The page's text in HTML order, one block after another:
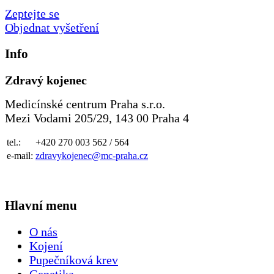
Zeptejte se
Objednat vyšetření
Info
Zdravý kojenec
Medicínské centrum Praha s.r.o.
Mezi Vodami 205/29, 143 00 Praha 4
tel.:
+420 270 003 562 / 564
e-mail: zdravykojenec@mc-praha.cz
Hlavní menu
O nás
Kojení
Pupečníková krev